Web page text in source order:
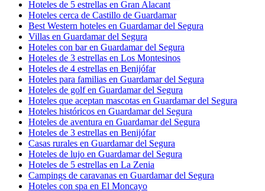
Hoteles de 5 estrellas en Gran Alacant
Hoteles cerca de Castillo de Guardamar
Best Western hoteles en Guardamar del Segura
Villas en Guardamar del Segura
Hoteles con bar en Guardamar del Segura
Hoteles de 3 estrellas en Los Montesinos
Hoteles de 4 estrellas en Benijófar
Hoteles para familias en Guardamar del Segura
Hoteles de golf en Guardamar del Segura
Hoteles que aceptan mascotas en Guardamar del Segura
Hoteles históricos en Guardamar del Segura
Hoteles de aventura en Guardamar del Segura
Hoteles de 3 estrellas en Benijófar
Casas rurales en Guardamar del Segura
Hoteles de lujo en Guardamar del Segura
Hoteles de 5 estrellas en La Zenia
Campings de caravanas en Guardamar del Segura
Hoteles con spa en El Moncayo